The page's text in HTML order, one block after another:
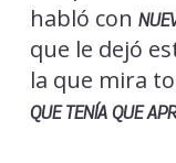
habló con
que le dejó
la que mira
QUE TENÍA QUE